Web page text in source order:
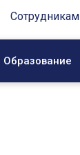
Сотрудникам
Образование